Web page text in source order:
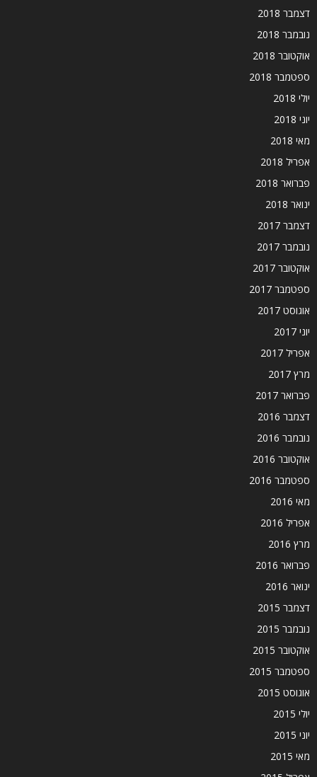
דצמבר 2018
נובמבר 2018
אוקטובר 2018
ספטמבר 2018
יולי 2018
יוני 2018
מאי 2018
אפריל 2018
פברואר 2018
ינואר 2018
דצמבר 2017
נובמבר 2017
אוקטובר 2017
ספטמבר 2017
אוגוסט 2017
יוני 2017
אפריל 2017
מרץ 2017
פברואר 2017
דצמבר 2016
נובמבר 2016
אוקטובר 2016
ספטמבר 2016
מאי 2016
אפריל 2016
מרץ 2016
פברואר 2016
ינואר 2016
דצמבר 2015
נובמבר 2015
אוקטובר 2015
ספטמבר 2015
אוגוסט 2015
יולי 2015
יוני 2015
מאי 2015